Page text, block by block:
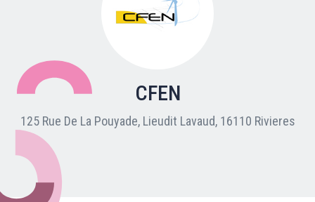
Nos adhérents
Carte du réseau
Nos partenaires
Clients professionnels
CFEN
125 Rue De La Pouyade, Lieudit Lavaud, 16110 Rivieres